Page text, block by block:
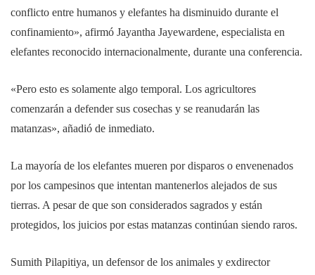
conflicto entre humanos y elefantes ha disminuido durante el
confinamiento», afirmó Jayantha Jayewardene, especialista en
elefantes reconocido internacionalmente, durante una conferencia.
«Pero esto es solamente algo temporal. Los agricultores
comenzarán a defender sus cosechas y se reanudarán las
matanzas», añadió de inmediato.
La mayoría de los elefantes mueren por disparos o envenenados
por los campesinos que intentan mantenerlos alejados de sus
tierras. A pesar de que son considerados sagrados y están
protegidos, los juicios por estas matanzas continúan siendo raros.
Sumith Pilapitiya, un defensor de los animales y exdirector